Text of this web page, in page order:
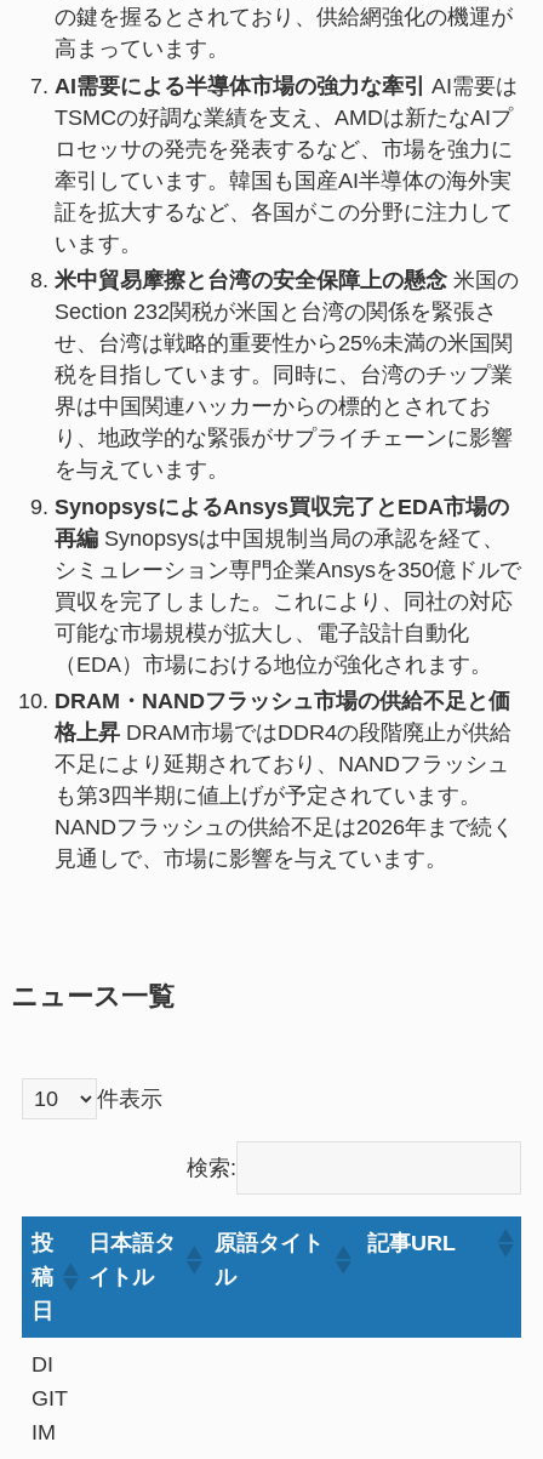
の鍵を握るとされており、供給網強化の機運が
高まっています。
AI需要による半導体市場の強力な牽引
AI需要は
TSMCの好調な業績を支え、AMDは新たなAIプ
ロセッサの発売を発表するなど、市場を強力に
牽引しています。韓国も国産AI半導体の海外実
証を拡大するなど、各国がこの分野に注力して
います。
米中貿易摩擦と台湾の安全保障上の懸念米国の
Section 232関税が米国と台湾の関係を緊張さ
せ、台湾は戦略的重要性から25%未満の米国関
税を目指しています。同時に、台湾のチップ業
界は中国関連ハッカーからの標的とされてお
り、地政学的な緊張がサプライチェーンに影響
を与えています。
SynopsysによるAnsys買収完了とEDA市場の
再編Synopsysは中国規制当局の承認を経て、
シミュレーション専門企業Ansysを350億ドルで
買収を完了しました。これにより、同社の対応
可能な市場規模が拡大し、電子設計自動化
（EDA）市場における地位が強化されます。
DRAM・NANDフラッシュ市場の供給不足と価
格上昇DRAM市場ではDDR4の段階廃止が供給
不足により延期されており、NANDフラッシュ
も第3四半期に値上げが予定されています。
NANDフラッシュの供給不足は2026年まで続く
見通しで、市場に影響を与えています。
ニュース一覧
件表示
検索:
投
稿
日
日本語タ
イトル
原語タイト
ル
記事URL
DI
GIT
IM